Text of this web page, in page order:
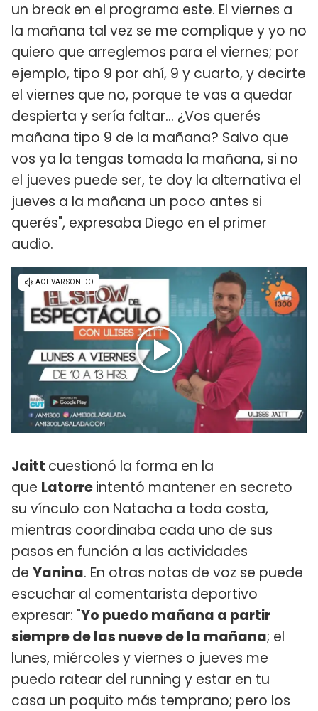
un break en el programa este. El viernes a
la mañana tal vez se me complique y yo no
quiero que arreglemos para el viernes; por
ejemplo, tipo 9 por ahí, 9 y cuarto, y decirte
el viernes que no, porque te vas a quedar
despierta y sería faltar... ¿Vos querés
mañana tipo 9 de la mañana? Salvo que
vos ya la tengas tomada la mañana, si no
el jueves puede ser, te doy la alternativa el
jueves a la mañana un poco antes si
querés", expresaba Diego en el primer
audio.
Jaitt cuestionó la forma en la
que Latorreintentó mantener en secreto
su vínculo con Natacha a toda costa,
mientras coordinaba cada uno de sus
pasos en función a las actividades
de Yanina. En otras notas de voz se puede
escuchar al comentarista deportivo
expresar: "Yo puedo mañana a partir
siempre de las nueve de la mañana; el
lunes, miércoles y viernes o jueves me
puedo ratear del running y estar en tu
casa un poquito más temprano; pero los